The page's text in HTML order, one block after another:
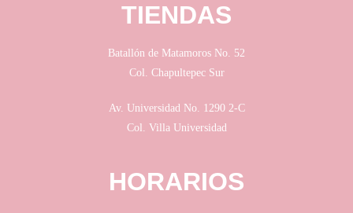
TIENDAS
Batallón de Matamoros No. 52
Col. Chapultepec Sur
Av. Universidad No. 1290 2-C
Col. Villa Universidad
HORARIOS